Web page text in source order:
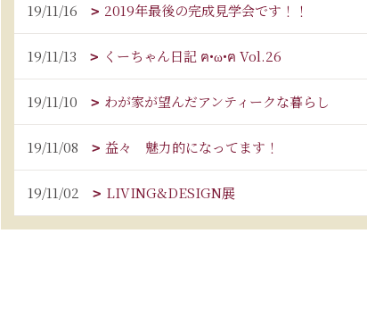
19/11/16 2019年最後の完成見学会です！！
19/11/13 くーちゃん日記 ฅ•ω•ฅ Vol.26
19/11/10 わが家が望んだアンティークな暮らし
19/11/08 益々 魅力的になってます！
19/11/02 LIVING&DESIGN展